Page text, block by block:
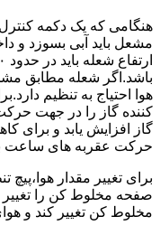
هنگامی که یک دکمه
مشعل باید آبی بسوزد
باشد.اگر شعله مطابق
هوا احتیاج به تنظیم
کننده گاز را در جهت
گاز افزایش یابد و برای
حرکت عقربه های ساعت
برای تغییر مقدار
صفحه مخلوط کن را تغییر
مخلوط کن تغییر کند و